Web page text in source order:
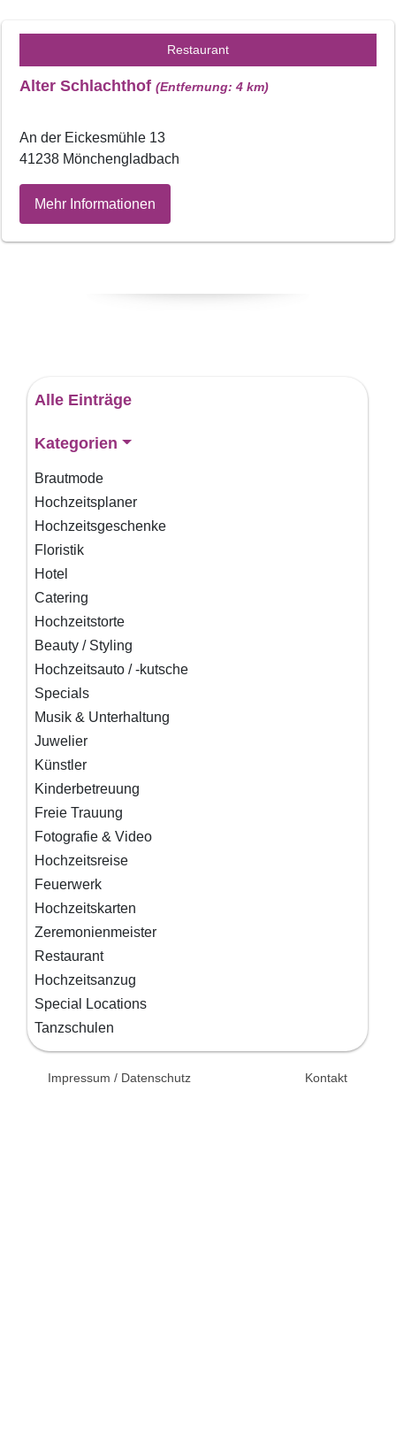
Restaurant
Alter Schlachthof (Entfernung: 4 km)
An der Eickesmühle 13
41238 Mönchengladbach
Mehr Informationen
Alle Einträge
Kategorien
Brautmode
Hochzeitsplaner
Hochzeitsgeschenke
Floristik
Hotel
Catering
Hochzeitstorte
Beauty / Styling
Hochzeitsauto / -kutsche
Specials
Musik & Unterhaltung
Juwelier
Künstler
Kinderbetreuung
Freie Trauung
Fotografie & Video
Hochzeitsreise
Feuerwerk
Hochzeitskarten
Zeremonienmeister
Restaurant
Hochzeitsanzug
Special Locations
Tanzschulen
Impressum / Datenschutz Kontakt
© 2026 Unsertag.de - Ihr